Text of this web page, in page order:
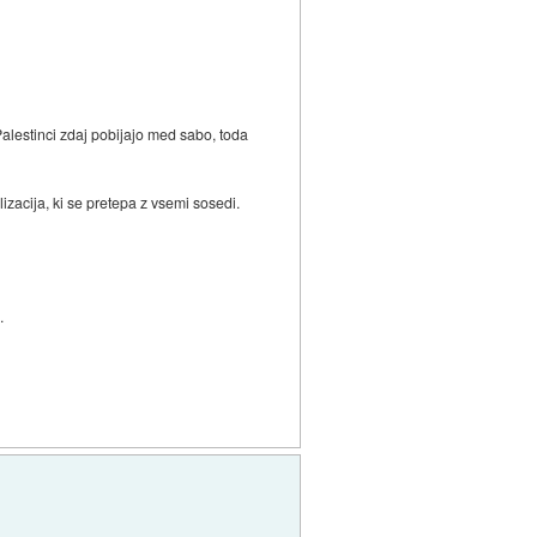
zdaj pobijajo med sabo, toda
ki se pretepa z vsemi sosedi.